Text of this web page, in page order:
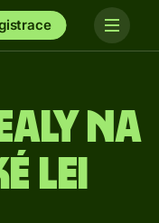
na
lei